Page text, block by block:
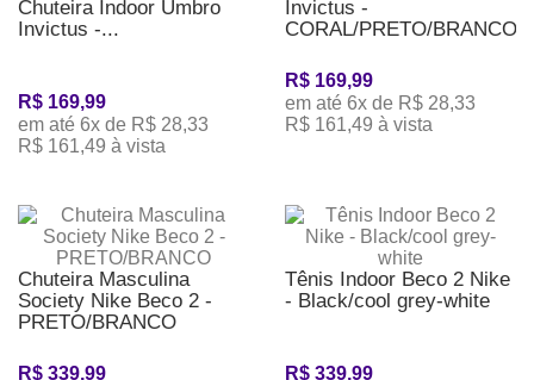
Chuteira Indoor Umbro
Invictus -...
R$ 169,99
em até 6x de R$ 28,33
R$ 161,49 à vista
Invictus -
CORAL/PRETO/BRANCO
R$ 169,99
em até 6x de R$ 28,33
R$ 161,49 à vista
Chuteira Masculina
Society Nike Beco 2 -
PRETO/BRANCO
R$ 339,99
Tênis Indoor Beco 2 Nike
- Black/cool grey-white
R$ 339,99